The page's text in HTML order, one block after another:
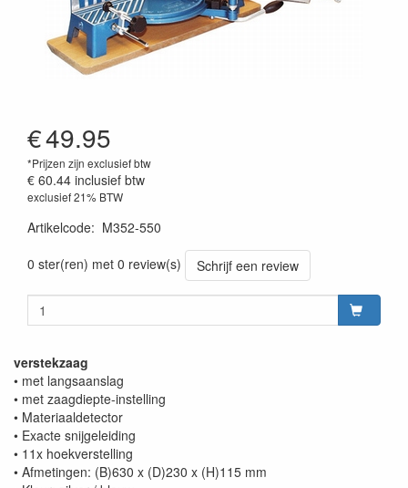
€49.95
*Prijzen zijn exclusief btw
€ 60.44 inclusief btw
exclusief 21% BTW
Artikelcode: M352-550
0 ster(ren) met 0 review(s)
Schrijf een review
verstekzaag
• met langsaanslag
• met zaagdiepte-instelling
• Materiaaldetector
• Exacte snijgeleiding
• 11x hoekverstelling
• Afmetingen: (B)630 x (D)230 x (H)115 mm